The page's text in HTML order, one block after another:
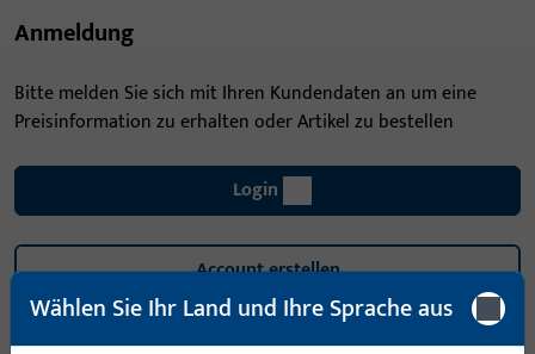
Anmeldung
Bitte melden Sie sich mit Ihren Kundendaten an um eine
Preisinformation zu erhalten oder Artikel zu bestellen
Login
Account erstellen
Wählen Sie Ihr Land und Ihre Sprache aus